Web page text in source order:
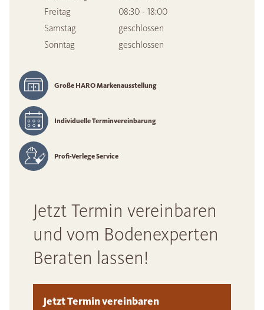
Freitag
08:30 - 18:00
Samstag
geschlossen
Sonntag
geschlossen
Große HARO Markenausstellung
Individuelle Terminvereinbarung
Profi-Verlege Service
Jetzt Termin vereinbaren
und vom Bodenexperten
Beraten lassen!
Jetzt Termin vereinbaren